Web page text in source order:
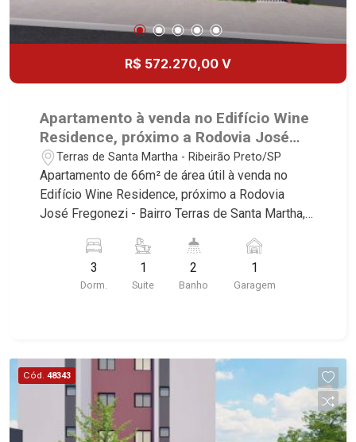
R$ 572.270,00 V
Apartamento à venda no Edifício Wine
Residence, próximo a Rodovia José
Fregonezi - Ribeirão Preto/SP.
Terras de Santa Martha - Ribeirão Preto/SP
Apartamento de 66m² de área útil à venda no
Edifício Wine Residence, próximo a Rodovia
José Fregonezi - Bairro Terras de Santa Martha,
deste imóvel que a Martinelli Imobiliária
selecionou para você: - 66m² de área útil - 3
dormitórios sendo 1 suíte - Banheiro social - Sala
Fiúsa, 1051 - Alto da Boa Vista | Ribeirão Preto.
3
Dorm.
1
Suite
2
Banho
1
Garagem
Cód. 48343